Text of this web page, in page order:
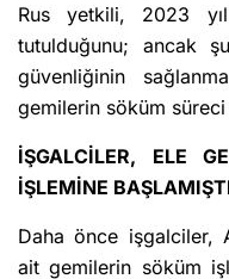
Rus yetkili, 2023
tutulduğunu; ancak
güvenliğinin
gemilerin söküm
İŞGALCİLER, ELE
İŞLEMİNE
Daha önce işgalciler,
ait gemilerin söküm